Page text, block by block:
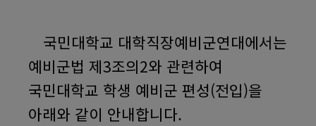
국민대학교 대학직장예비군연대에서는
예비군법 제3조의2와 관련하여
국민대학교 학생 예비군 편성(전입)을
아래와 같이 안내합니다.